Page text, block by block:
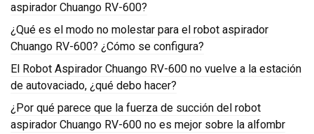
aspirador Chuango RV-600?
¿Qué es el modo no molestar para el robot aspirador
Chuango RV-600? ¿Cómo se configura?
El Robot Aspirador Chuango RV-600 no vuelve a la estación
de autovaciado, ¿qué debo hacer?
¿Por qué parece que la fuerza de succión del robot
aspirador Chuango RV-600 no es mejor sobre la alfombr